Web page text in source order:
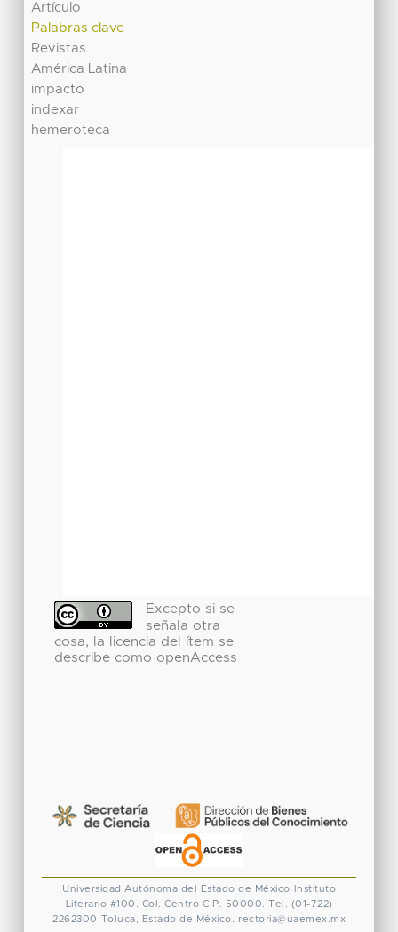
Artículo
Palabras clave
Revistas
América Latina
impacto
indexar
hemeroteca
Excepto si se
señala otra
cosa, la licencia del ítem se
describe como openAccess
Universidad Autónoma del Estado de México
Instituto
Literario #100. Col. Centro C.P. 50000. Tel. (01-722)
2262300 Toluca, Estado de México. rectoria@uaemex.mx